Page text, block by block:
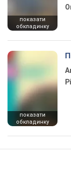
показати
обкладинку
показати
обкладинку